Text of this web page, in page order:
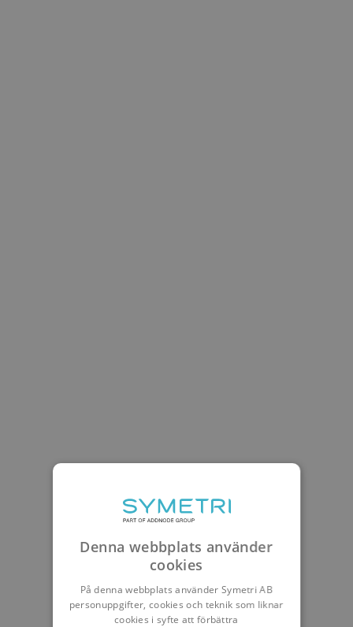
Denna webbplats använder
cookies
På denna webbplats använder Symetri AB
personuppgifter, cookies och teknik som liknar
cookies i syfte att förbättra